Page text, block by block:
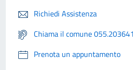
Richiedi Assistenza
Chiama il comune 055.203641
Prenota un appuntamento